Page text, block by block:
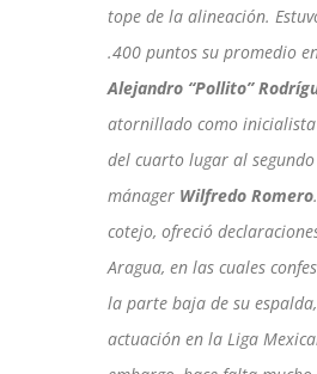
tope de la alineación.
.400 puntos su promedio
Alejandro “Pollito”
atornillado como inicialista
del cuarto lugar al
mánager Wilfredo Romero
cotejo, ofreció
Aragua, en las cuales
la parte baja de su
actuación en la Liga